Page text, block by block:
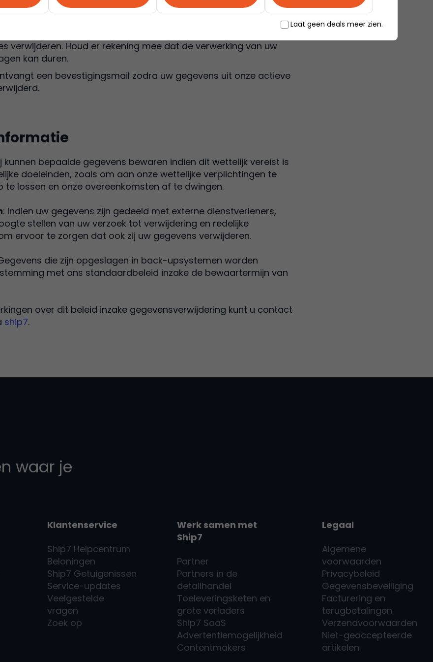
in behandeling kunnen nemen. Wij nemen contact met u op
informatie nodig is.
verwijderen. Houd er rekening mee dat de verwerking van uw
kan duren.
een bevestigingsmail zodra uw gegevens uit onze actieve
kunnen bepaalde gegevens bewaren indien dit wettelijk vereist is
doeleinden, zoals om aan onze wettelijke verplichtingen te
te lossen en onze overeenkomsten af te dwingen.
: Indien uw gegevens zijn gedeeld met externe dienstverleners,
stellen van uw verzoek tot verwijdering en redelijke
ervoor te zorgen dat ook zij uw gegevens verwijderen.
die zijn opgeslagen in back-upsystemen worden
met ons standaardbeleid inzake de bewaartermijn van
over dit beleid inzake gegevensverwijdering kunt u contact
ship7.
waar je
Klantenservice
Ship7 Helpcentrum
Beloningen
Ship7 Getuigenissen
Service-updates
Veelgestelde
vragen
Zoek op
Werk samen met
Ship7
Partner
Partners in de
detailhandel
Toeleveringsketen en
grote verladers
Ship7 SaaS
Advertentiemogelijkheid
Contentmakers
Legaal
Algemene
voorwaarden
Privacybeleid
Gegevensbeveiliging
Facturering en
terugbetalingen
Verzendvoorwaarden
Niet-geaccepteerde
artikelen
Laat geen deals meer zien.